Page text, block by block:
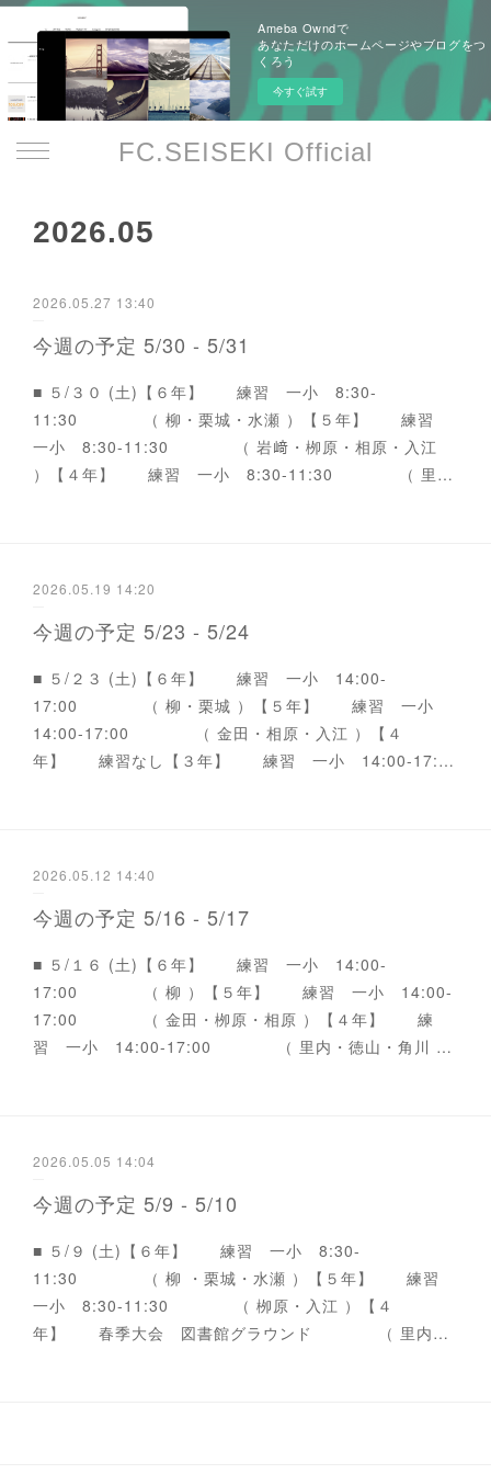
Ameba Owndで
あなただけのホームページやブログをつ
くろう
今すぐ試す
FC.SEISEKI Official
2026.05
2026.05.27 13:40
今週の予定 5/30 - 5/31
■ ５/３０ (土)【６年】 練習 一小 8:30-
11:30 （ 柳・栗城・水瀬 ）【５年】 練習
一小 8:30-11:30 （ 岩﨑・栁原・相原・入江
）【４年】 練習 一小 8:30-11:30 （ 里…
2026.05.19 14:20
今週の予定 5/23 - 5/24
■ ５/２３ (土)【６年】 練習 一小 14:00-
17:00 （ 柳・栗城 ）【５年】 練習 一小
14:00-17:00 （ 金田・相原・入江 ）【４
年】 練習なし【３年】 練習 一小 14:00-17:…
2026.05.12 14:40
今週の予定 5/16 - 5/17
■ ５/１６ (土)【６年】 練習 一小 14:00-
17:00 （ 柳 ）【５年】 練習 一小 14:00-
17:00 （ 金田・栁原・相原 ）【４年】 練
習 一小 14:00-17:00 （ 里内・徳山・角川 …
2026.05.05 14:04
今週の予定 5/9 - 5/10
■ ５/９ (土)【６年】 練習 一小 8:30-
11:30 （ 柳 ・栗城・水瀬 ）【５年】 練習
一小 8:30-11:30 （ 栁原・入江 ）【４
年】 春季大会 図書館グラウンド （ 里内…